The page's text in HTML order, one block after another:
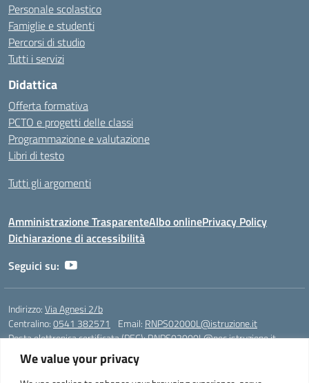
We value your privacy
Personale scolastico
Famiglie e studenti
Percorsi di studio
Tutti i servizi
Didattica
Offerta formativa
PCTO e progetti delle classi
Programmazione e valutazione
Libri di testo
Tutti gli argomenti
Amministrazione TrasparenteAlbo onlinePrivacy Policy
Dichiarazione di accessibilità
Seguici su:
Indirizzo:Via Agnesi 2/b
Centralino:0541 382571 Email: RNPS02000L@istruzione.it
Posta elettronica certificata (PEC):RNPS02000L@pec.istruzione.it
Codice fiscale: 82009530401
Codice meccanografico: RNPS02000L